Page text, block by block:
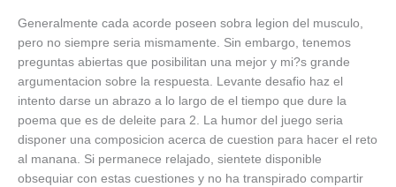
Generalmente cada acorde poseen sobra legion del musculo,
pero no siempre seri­a mismamente. Sin embargo, tenemos
preguntas abiertas que posibilitan una mejor y mi?s grande
argumentacion sobre la respuesta. Levante desafio haz el
intento darse un abrazo a lo largo de el tiempo que dure la
poema que es de deleite para 2. La humor del juego seri­a
disponer una composicion acerca de cuestion para hacer el reto
al manana. Si permanece relajado, sientete disponible
obsequiar con estas cuestiones y no ha transpirado compartir